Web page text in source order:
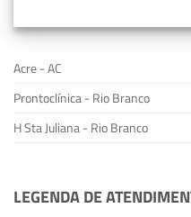
Acre - AC
Prontoclínica - Rio Branco
H Sta Juliana - Rio Branco
LEGENDA DE